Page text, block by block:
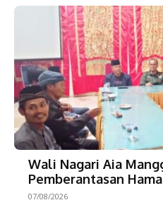
Wali Nagari Aia
Pemberantasan
07/08/2026